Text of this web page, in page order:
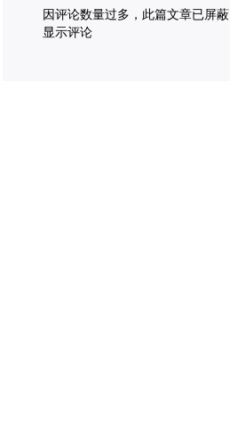
因评论数量过多，此篇文章已屏蔽
显示评论